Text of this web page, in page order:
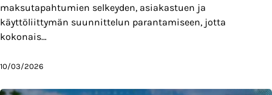
maksutapahtumien selkeyden, asiakastuen ja
käyttöliittymän suunnittelun parantamiseen, jotta
kokonais…
10/03/2026